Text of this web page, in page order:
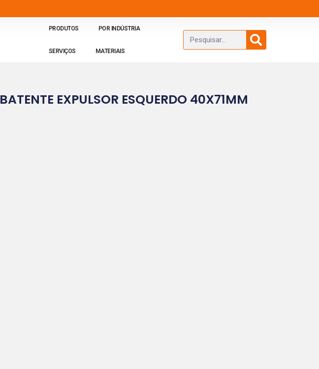
PRODUTOS POR INDÚSTRIA
SERVIÇOS MATERIAIS
BATENTE EXPULSOR ESQUERDO 40X71MM